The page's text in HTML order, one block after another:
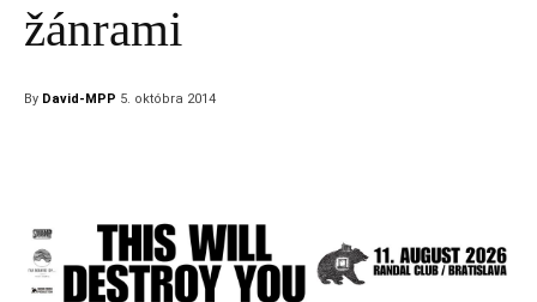
žánrami
By David-MPP 5. októbra 2014